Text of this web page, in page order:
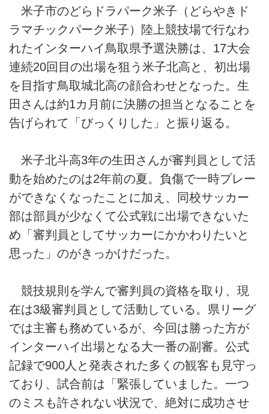
米子市のどらドラパーク米子（どらやきド
ラマチックパーク米子）陸上競技場で行なわ
れたインターハイ鳥取県予選決勝は、17大会
連続20回目の出場を狙う米子北高と、初出場
を目指す鳥取城北高の顔合わせとなった。生
田さんは約1カ月前に決勝の担当となることを
告げられて「びっくりした」と振り返る。
米子北斗高3年の生田さんが審判員として活
動を始めたのは2年前の夏。負傷で一時プレー
ができなくなったことに加え、同校サッカー
部は部員が少なくて公式戦に出場できないた
め「審判員としてサッカーにかかわりたいと
思った」のがきっかけだった。
競技規則を学んで審判員の資格を取り、現
在は3級審判員として活動している。県リーグ
では主審も務めているが、今回は勝った方が
インターハイ出場となる大一番の副審。公式
記録で900人と発表された多くの観客も見守っ
ており、試合前は「緊張していました。一つ
のミスも許されない状況で、絶対に成功させ